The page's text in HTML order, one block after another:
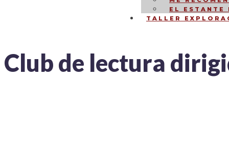
EL ESTANTE
TALLER
Club de lectura